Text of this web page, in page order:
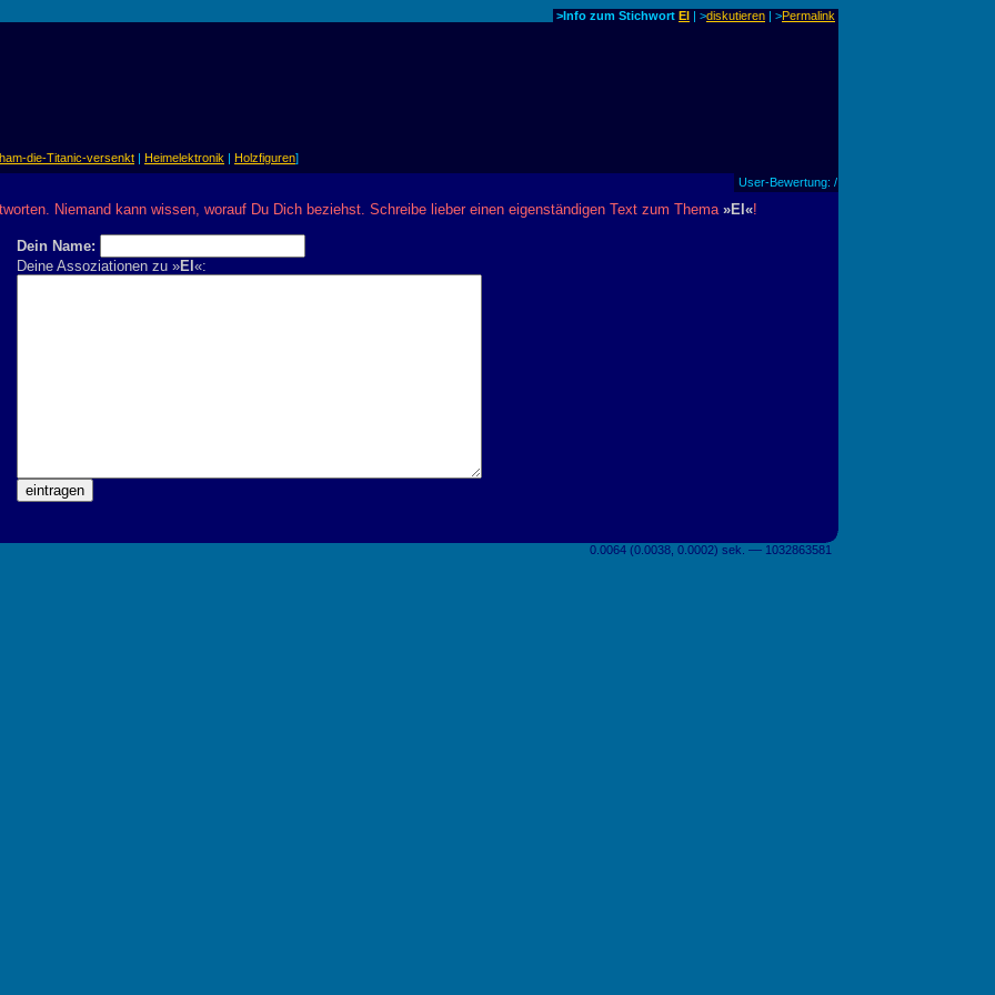
>Info zum Stichwort El | >diskutieren | >Permalink
die-Titanic-versenkt | Heimelektronik | Holzfiguren]
User-Bewertung: /
Niemand kann wissen, worauf Du Dich beziehst. Schreibe lieber einen eigenständigen Text zum Thema »El«!
Dein Name:
Deine Assoziationen zu »El «:
0.0064 (0.0038, 0.0002) sek. –– 1032863581